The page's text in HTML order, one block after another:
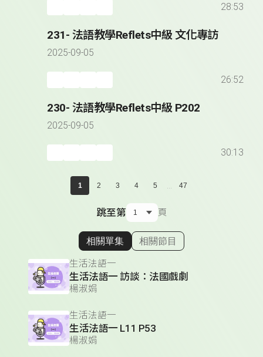
28:53
231- 法語教學Reflets中級 文化專訪
2025-09-05
26:52
230- 法語教學Reflets中級 P202
2025-09-05
30:13
1 2 3 4 5 ... 47
跳至第 頁
顯示相關單集
相關單集 相關節目
生活法語一
生活法語一 訪談：法國戲劇
楊淑娟
生活法語一
生活法語一 L11 P53
楊淑娟